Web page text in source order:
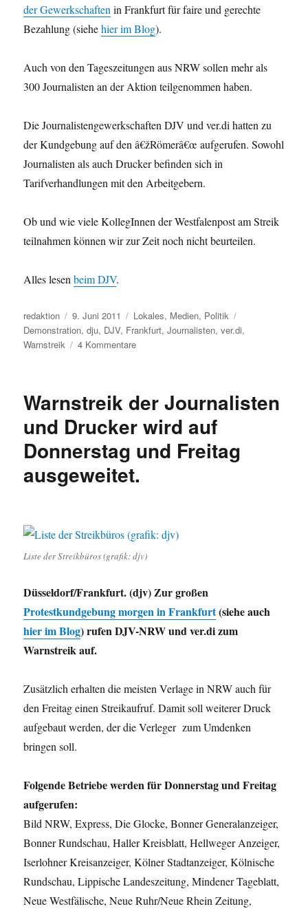
der Gewerkschaften in Frankfurt für faire und gerechte
Bezahlung (siehehier im Blog).
Auch von den Tageszeitungen aus NRW sollen mehr als
300 Journalisten an der Aktion teilgenommen haben.
Die Journalistengewerkschaften DJV und ver.di hatten zu
der Kundgebung auf den â€žRömerâ€œ aufgerufen. Sowohl
Journalisten als auch Drucker befinden sich in
Tarifverhandlungen mit den Arbeitgebern.
Ob und wie viele KollegInnen der Westfalenpost am Streik
teilnahmen können wir zur Zeit noch nicht beurteilen.
Alles lesenbeim DJV.
Autor
redaktion
Veröffentlicht
am
9. Juni 2011 Kategorien
Lokales, Medien, Politik
Demonstration,dju, DJV, Frankfurt,Journalisten,ver.di,
Warnstreik
4 Kommentarezu
3000
dem
Frankfurter
Römerberg
Warnstreik der Journalisten
und Drucker wird auf
Donnerstag und Freitag
ausgeweitet.
Liste der Streikbüros (grafik: djv)
Düsseldorf/Frankfurt. (djv) Zur großen
Protestkundgebung morgen in Frankfurt(siehe auch
hier im Blog) rufen DJV-NRW und ver.di zum
Warnstreik auf.
Zusätzlich erhalten die meisten Verlage in NRW auch für
den Freitag einen Streikaufruf. Damit soll weiterer Druck
aufgebaut werden, der die Verleger zum Umdenken
bringen soll.
Folgende Betriebe werden für Donnerstag und Freitag
aufgerufen:
Bild NRW, Express, Die Glocke, Bonner Generalanzeiger,
Bonner Rundschau, Haller Kreisblatt, Hellweger Anzeiger,
Iserlohner Kreisanzeiger, Kölner Stadtanzeiger, Kölnische
Rundschau, Lippische Landeszeitung, Mindener Tageblatt,
Neue Westfälische, Neue Ruhr/Neue Rhein Zeitung,